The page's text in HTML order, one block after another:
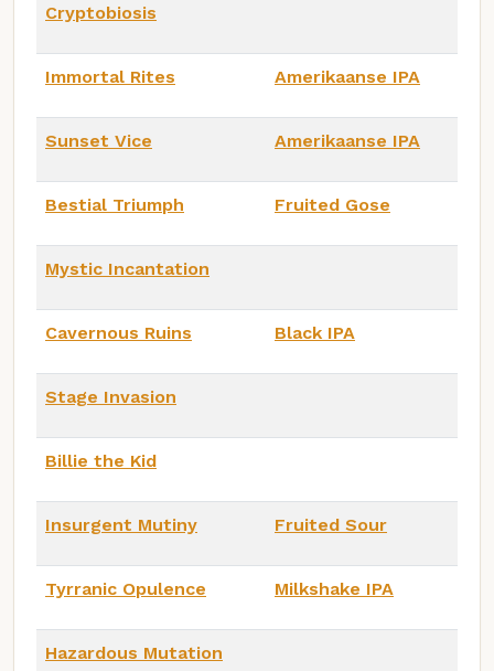
Cryptobiosis
Immortal Rites Amerikaanse IPA
Sunset Vice Amerikaanse IPA
Bestial Triumph Fruited Gose
Mystic Incantation
Cavernous Ruins Black IPA
Stage Invasion
Billie the Kid
Insurgent Mutiny Fruited Sour
Tyrranic Opulence Milkshake IPA
Hazardous Mutation